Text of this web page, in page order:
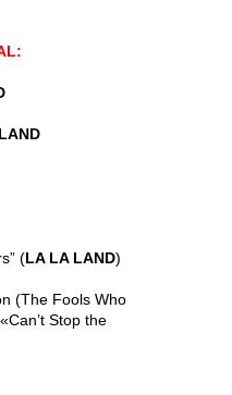
(LA LA LAND)
(The Fools Who
Stop the